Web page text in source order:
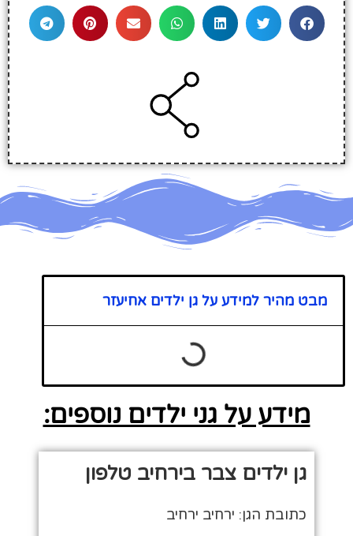
מבט מהיר למידע על גן ילדים אחיעזר
מידע על גני ילדים נוספים:
גן ילדים צבר בירחיב טלפון
כתובת הגן: ירחיב ירחיב